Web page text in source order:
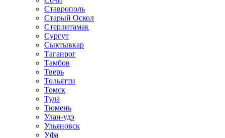
Ставрополь
Старый Оскол
Стерлитамак
Сургут
Сыктывкар
Таганрог
Тамбов
Тверь
Тольятти
Томск
Тула
Тюмень
Улан-удэ
Ульяновск
Уфа